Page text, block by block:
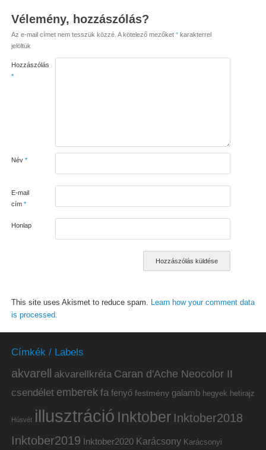
Vélemény, hozzászólás?
Az e-mail címet nem tesszük közzé. A kötelező mezőket *karakterrel
jelöltük
Hozzászólás
*
Név *
E-mail
cím *
Honlap
This site uses Akismet to reduce spam.
Learn how your comment data
is processed.
Címkék / Labels
akvarell akvarellkréta Caran d'Ache Neocolor II
csendélet emberek fa fenyő festmény galamb hegyek hetirajz
Húsvét illusztráció Inktober Inktober2018
Inktober2019 Inktober2020 Karácsony Karácsonyi